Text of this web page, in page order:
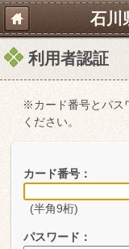
石川
利用者認証
※カード番号とパス
ください。
カード番号：
(半角9桁)
パスワード：